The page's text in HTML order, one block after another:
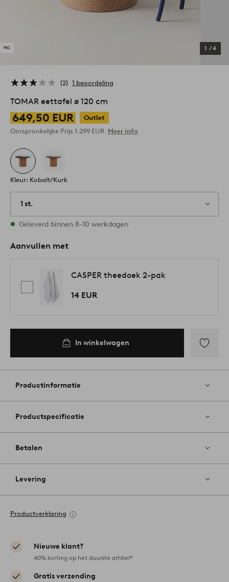
1 /4
2 1 beoordeling
TOMAR eettafel ø 120 cm
649,50 EUR
Outlet
Oorspronkelijke Prijs 1.299 EUR Meer info
Kleur: Kobalt/Kurk
1 st.
Op voorraad
Geleverd binnen 8-10 werkdagen
Aanvullen met
CASPER theedoek 2-pak
14 EUR
In winkelwagen
aan
Productinformatie
Productspecificatie
Betalen
Levering
Productverklaring
Nieuwe klant?
40% korting op het duurste artikel*
Gratis verzending